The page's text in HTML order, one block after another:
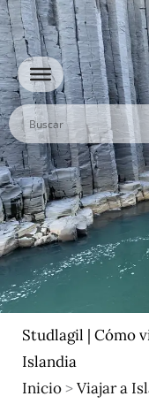
Ir
al
contenido
Studlagil | Cómo
Islandia
Inicio>Viajar a